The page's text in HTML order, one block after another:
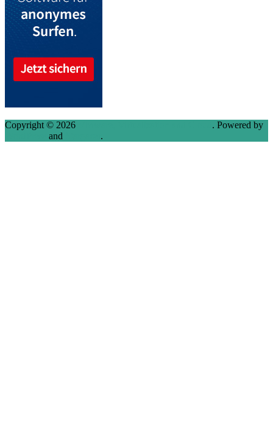
Copyright © 2026
. Powered by
and .